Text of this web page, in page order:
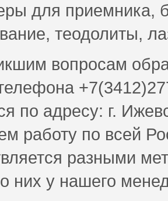
для приемника,
теодолиты,
вопросам
по адресу: г.
работу по всей
разными
них у нашего